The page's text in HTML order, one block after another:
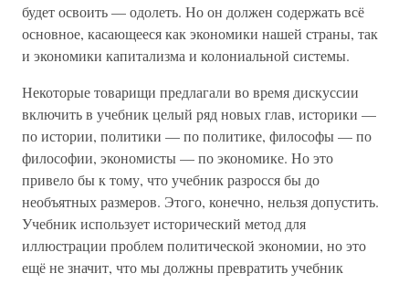
будет освоить — одолеть. Но он должен содержать всё
основное, касающееся как экономики нашей страны, так
и экономики капитализма и колониальной системы.
Некоторые товарищи предлагали во время дискуссии
включить в учебник целый ряд новых глав, историки —
по истории, политики — по политике, философы — по
философии, экономисты — по экономике. Но это
привело бы к тому, что учебник разросся бы до
необъятных размеров. Этого, конечно, нельзя допустить.
Учебник использует исторический метод для
иллюстрации проблем политической экономии, но это
ещё не значит, что мы должны превратить учебник